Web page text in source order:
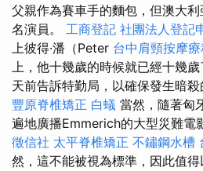
父親作為賽車手的麵包，但澳大
名演員。 工商登記 社團法人登記
上彼得·潘（Peter 台中肩頸按摩療
上，他十幾歲的時候就已經十幾
天前告訴特勤局，以確保發生暗殺
豐原脊椎矯正 白蟻 當然，隨著匈
遍地廣播Emmerich的大型災難電
徵信社 太平脊椎矯正 不鏽鋼水槽
然，這不能被視為標準，因此值得